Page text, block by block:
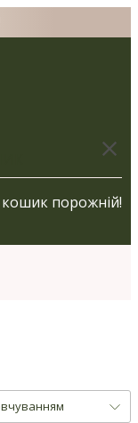
порожній!